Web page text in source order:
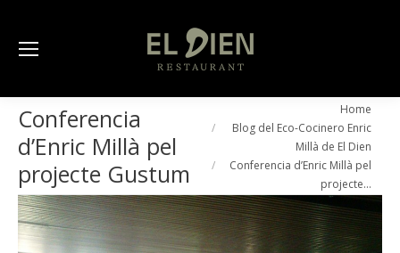
Conferencia
d’Enric Millà pel
projecte Gustum
Home
Blog del Eco-Cocinero Enric
Millà de El Dien
Conferencia d’Enric Millà pel
projecte…